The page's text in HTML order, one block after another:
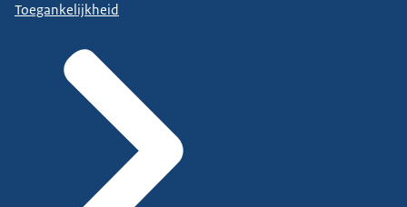
Toegankelijkheid